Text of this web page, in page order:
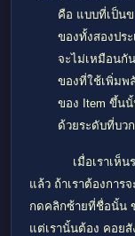
คือ แบบที่เป็น
ของทั้งสองปร
จะไม่เหมือนกั
ของที่ใช้เพิ่มพ
ของ Item ขึ้น
ด้วยระดับที่บว
เมื่อเราเห็
แล้ว ถ้าเราต้องการ
กดคลิกซ้ายที่ชื่อนั้น
แต่เรานั้นต้อง คอยสั